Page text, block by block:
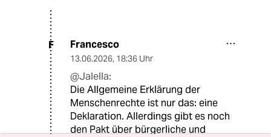
F Francesco
13.06.2026, 18:36 Uhr
@Jalella:
Die Allgemeine Erklärung der
Menschenrechte ist nur das: eine
Deklaration. Allerdings gibt es noch
den Pakt über bürgerliche und